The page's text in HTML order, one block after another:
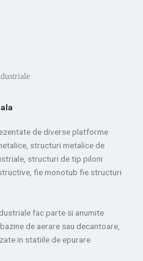
de diverse platforme
structuri metalice de
structuri de tip piloni
fie monotub fie structuri
fac parte si anumite
de aerare sau decantoare,
in statiile de epurare